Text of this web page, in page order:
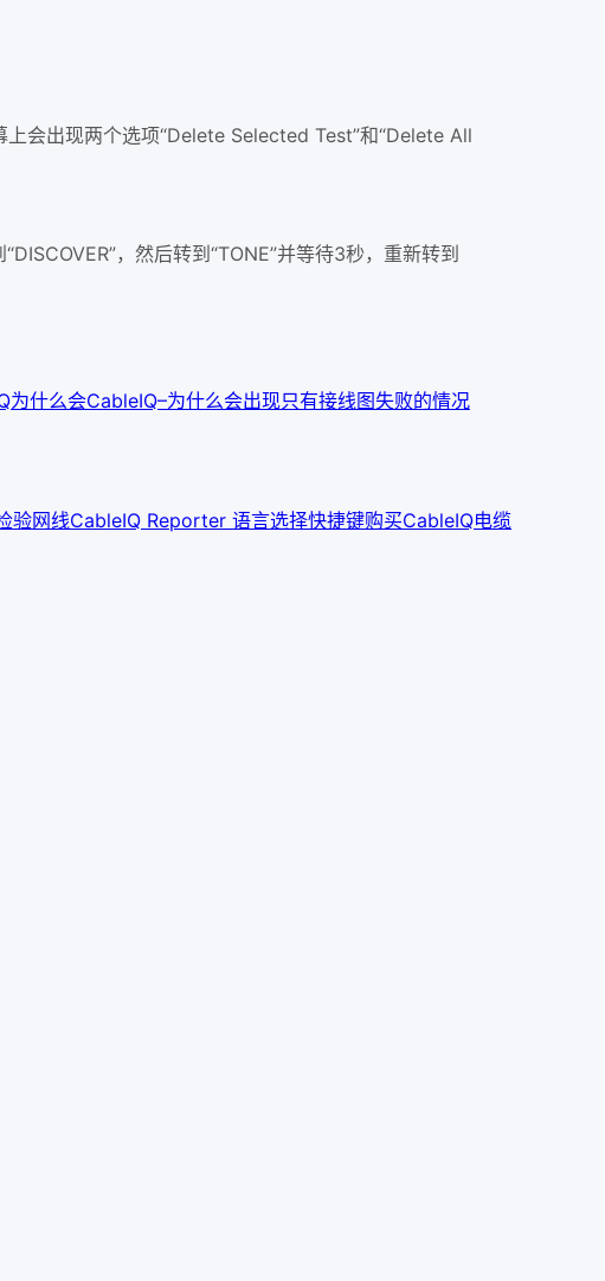
上会出现两个选项“Delete Selected Test”和“Delete All
，然后转到“TONE”并等待3秒，重新转到
为什么会CableIQ–为什么会出现只有接线图失败的情况
验网线CableIQ Reporter 语言选择快捷键购买CableIQ电缆